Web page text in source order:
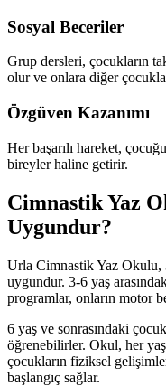
Sosyal Beceriler
Grup dersleri, çocukların
olur ve onlara diğer
Özgüven Kazanımı
Her başarılı hareket,
bireyler haline getirir.
Cimnastik Yaz
Uygundur?
Urla Cimnastik Yaz Okulu,
uygundur. 3-6 yaş
programlar, onların motor
6 yaş ve sonrasındaki
öğrenebilirler. Okul, her
çocukların fiziksel
başlangıç sağlar.